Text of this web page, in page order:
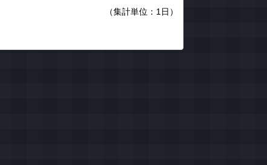
（集計単位：1日）